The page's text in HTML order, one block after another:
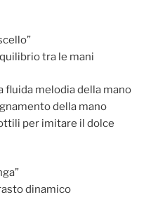
tra le mani
fluida melodia della mano
della mano
per imitare il dolce
dinamico